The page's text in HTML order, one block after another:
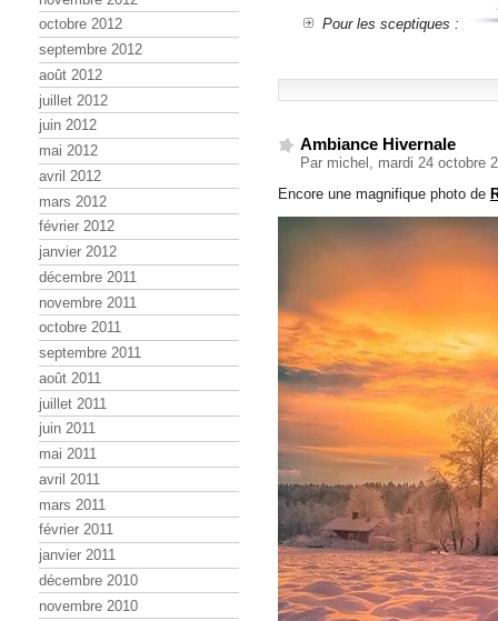
Pour les sceptiques :
Ambiance Hivernale
Par michel, mardi 24 octobre
Encore une magnifique photo de
octobre 2012
septembre 2012
août 2012
juillet 2012
juin 2012
mai 2012
avril 2012
mars 2012
février 2012
janvier 2012
décembre 2011
novembre 2011
octobre 2011
septembre 2011
août 2011
juillet 2011
juin 2011
mai 2011
avril 2011
mars 2011
février 2011
janvier 2011
décembre 2010
novembre 2010